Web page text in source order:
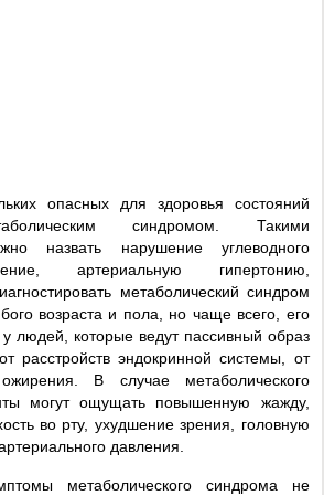
опасных для здоровья состояний
синдромом. Такими
назвать нарушение углеводного
артериальную гипертонию,
метаболический синдром
возраста и пола, но чаще всего, его
людей, которые ведут пассивный образ
расстройств эндокринной системы, от
В случае метаболического
могут ощущать повышенную жажду,
во рту, ухудшение зрения, головную
давления.
метаболического синдрома не